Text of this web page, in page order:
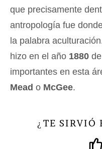
que precisamente
antropología fue
la palabra
hizo en el año 1880
importantes en esta
Mead o McGee.
¿ TE SIRVIÓ